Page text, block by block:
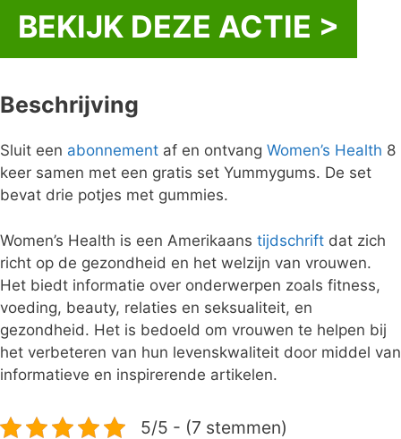
BEKIJK DEZE ACTIE >
Beschrijving
Sluit een abonnement af en ontvang Women’s Health 8
keer samen met een gratis set Yummygums. De set
bevat drie potjes met gummies.
Women’s Health is een Amerikaans tijdschrift dat zich
richt op de gezondheid en het welzijn van vrouwen.
Het biedt informatie over onderwerpen zoals fitness,
voeding, beauty, relaties en seksualiteit, en
gezondheid. Het is bedoeld om vrouwen te helpen bij
het verbeteren van hun levenskwaliteit door middel van
informatieve en inspirerende artikelen.
5/5 - (7 stemmen)